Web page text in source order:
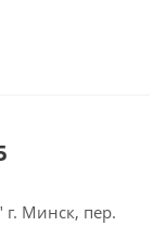
Минск, пер.